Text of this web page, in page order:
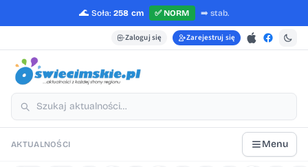
🌊 Soła: 258 cm ✅NORM ➡️ stab.
Zaloguj się Zarejestruj się
AKTUALNOŚCI Menu